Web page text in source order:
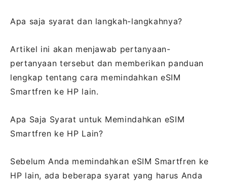
Apa saja syarat dan langkah-langkahnya?
Artikel ini akan menjawab pertanyaan-
pertanyaan tersebut dan memberikan panduan
lengkap tentang cara memindahkan eSIM
Smartfren ke HP lain.
Apa Saja Syarat untuk Memindahkan eSIM
Smartfren ke HP Lain?
Sebelum Anda memindahkan eSIM Smartfren ke
HP lain, ada beberapa syarat yang harus Anda